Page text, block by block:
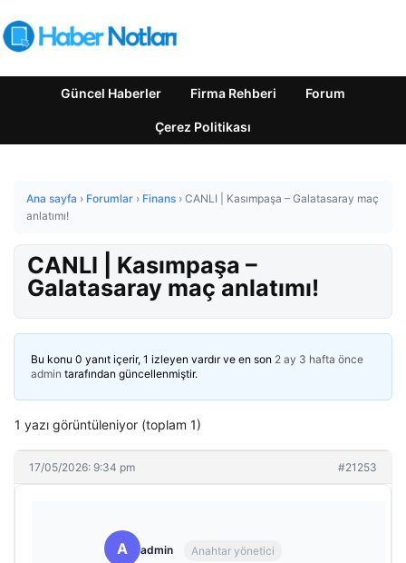
Güncel Haberler Firma Rehberi Forum
Çerez Politikası
Ana sayfa › Forumlar › Finans › CANLI | Kasımpaşa – Galatasaray maç
anlatımı!
CANLI | Kasımpaşa –
Galatasaray maç anlatımı!
Bu konu 0 yanıt içerir, 1 izleyen vardır ve en son 2 ay 3 hafta önce
admin tarafından güncellenmiştir.
1 yazı görüntüleniyor (toplam 1)
17/05/2026: 9:34 pm #21253
A admin Anahtar yönetici